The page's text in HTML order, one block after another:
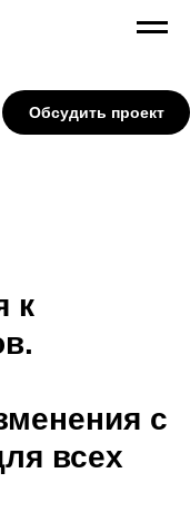
Обсудить проект
к
с
всех